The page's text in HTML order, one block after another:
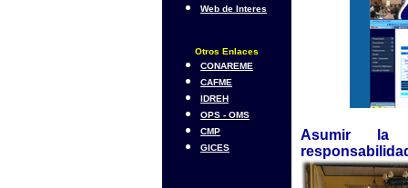
Web de Interes
Otros Enlaces
CONAREME
CAFME
IDREH
OPS - OMS
CMP
GICES
Asumir la